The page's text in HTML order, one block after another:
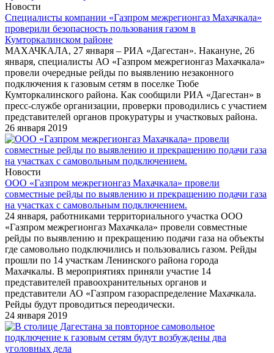
Новости
Специалисты компании «Газпром межрегионгаз Махачкала»
проверили безопасность пользования газом в
Кумторкалинском районе
МАХАЧКАЛА, 27 января – РИА «Дагестан». Накануне, 26
января, специалисты АО «Газпром межрегионгаз Махачкала»
провели очередные рейды по выявлению незаконного
подключения к газовым сетям в поселке Тюбе
Кумторкалинского района. Как сообщили РИА «Дагестан» в
пресс-службе организации, проверки проводились с участием
представителей органов прокуратуры и участковых района.
26 января 2019
Новости
ООО «Газпром межрегионгаз Махачкала» провели
совместные рейды по выявлению и прекращению подачи газа
на участках с самовольным подключением.
24 января, работниками территориального участка ООО
«Газпром межрегионгаз Махачкала» провели совместные
рейды по выявлению и прекращению подачи газа на объекты
где самовольно подключились и пользовались газом. Рейды
прошли по 14 участкам Ленинского района города
Махачкалы. В мероприятиях приняли участие 14
представителей правоохранительных органов и
представители АО «Газпром газораспределение Махачкала.
Рейды будут проводиться переодически.
24 января 2019